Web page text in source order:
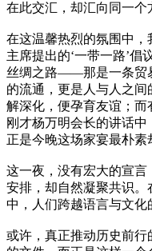
在此交汇，却汇向同一
在这温馨热烈的氛围中，
主席提出的‘一带一路’倡
丝绸之路——那是一条贸
的流通，更是人与人之
解深化，便孕育友谊；而
刚才杨万明会长的讲话
正是今晚这场家宴最朴
这一夜，没有宏大的宣
安排，却自然凝聚共识。
中，人们跨越语言与文化
或许，真正推动历史前